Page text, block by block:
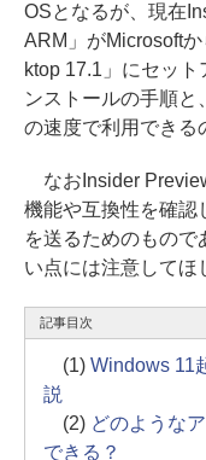
OSとなるが、現在
ARM」がMicrosoft
ktop 17.1」にセッ
ンストールの手順と
の速度で利用できる
なおInsider
機能や互換性を確認
を送るためのもので
い点には注意してほ
記事目次
(1) Windows 11
説
(2) どのような
できる？